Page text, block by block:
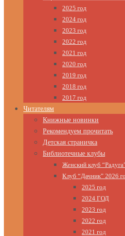
2025 год
2024 год
2023 год
2022 год
2021 год
2020 год
2019 год
2018 год
2017 год
Читателям
Книжные новинки
Рекомендуем прочитать
Детская страничка
Библиотечные клубы
Женский клуб
Клуб “Дачник” 2026
2025 год
2024 ГОД
2023 год
2022 год
2021 год